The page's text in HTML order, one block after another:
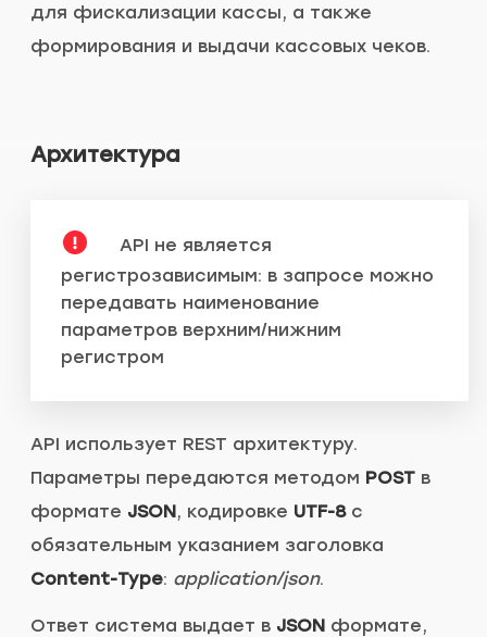
для фискализации кассы, а также
формирования и выдачи кассовых чеков.
Архитектура
API не является
регистрозависимым: в запросе можно
передавать наименование
параметров верхним/нижним
регистром
API использует REST архитектуру.
Параметры передаются методом POST в
формате JSON, кодировке UTF-8с
обязательным указанием заголовка
Content-Type: application/json.
Ответ система выдает в JSON формате,